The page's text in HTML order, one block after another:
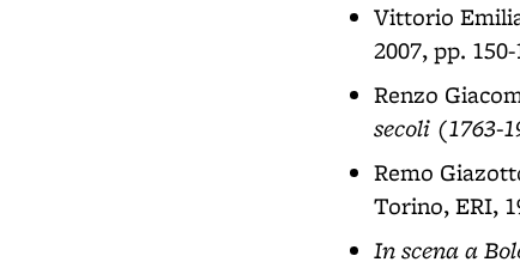
Vittorio
2007, pp. 150-
Renzo
secoli (1763-
Remo
Torino, ERI,
In scena a